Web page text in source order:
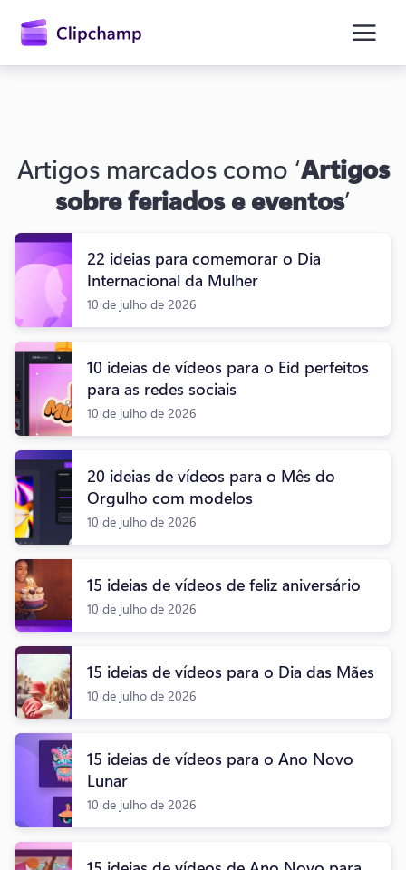
conteúdo
principal
Entrar
Experimentar gratuitamente
Artigos marcados como ‘Artigos
sobre feriados e eventos’
22 ideias para comemorar o Dia
Internacional da Mulher
10 de julho de 2026
10 ideias de vídeos para o Eid perfeitos
para as redes sociais
10 de julho de 2026
20 ideias de vídeos para o Mês do
Orgulho com modelos
10 de julho de 2026
15 ideias de vídeos de feliz aniversário
10 de julho de 2026
15 ideias de vídeos para o Dia das Mães
10 de julho de 2026
15 ideias de vídeos para o Ano Novo
Lunar
10 de julho de 2026